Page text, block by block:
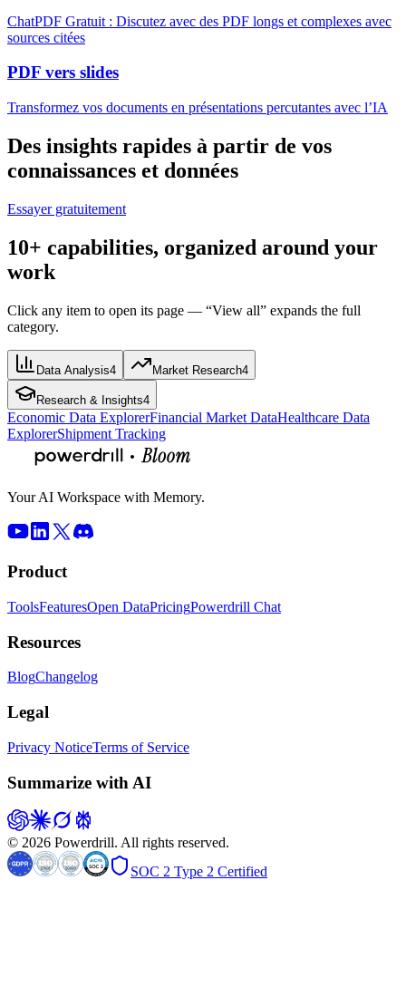
ChatPDF Gratuit : Discutez avec des PDF longs et complexes avec
sources citées
PDF vers slides
Transformez vos documents en présentations percutantes avec l’IA
Des insights rapides à partir de vos
connaissances et données
Essayer gratuitement
10+ capabilities, organized around your
work
Click any item to open its page — “View all” expands the full
category.
Data Analysis4 Market Research4
Research & Insights4
Economic Data ExplorerFinancial Market DataHealthcare Data
ExplorerShipment Tracking
Your AI Workspace with Memory.
Product
ToolsFeaturesOpen DataPricingPowerdrill Chat
Resources
BlogChangelog
Legal
Privacy NoticeTerms of Service
Summarize with AI
© 2026 Powerdrill. All rights reserved.
SOC 2 Type 2 Certified